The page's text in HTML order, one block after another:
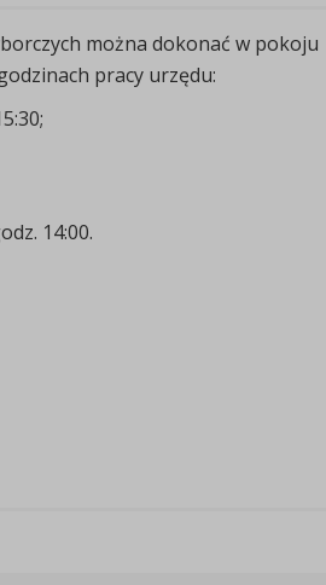
można dokonać w
pracy urzędu:
14:00.